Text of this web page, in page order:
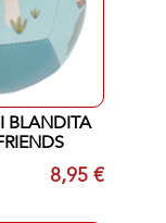
BLANDITA
8,95 €